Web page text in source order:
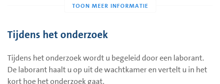
onderzoek door aan de röntgenlaborant.
overgevoelig bent of bent geweest voor genees- of
contrastmiddelen.
Wanneer u verhinderd bent, wilt u ons dit dan zo spoedig
mogelijk laten weten?
Tijdens het onderzoek
Tijdens het onderzoek wordt u begeleid door een laborant.
De laborant haalt u op uit de wachtkamer en vertelt u in het
kort hoe het onderzoek gaat.